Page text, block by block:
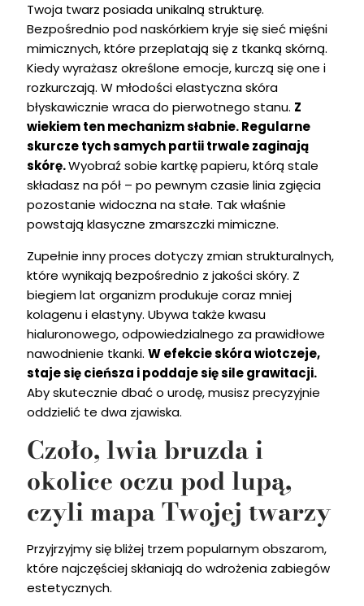
Twoja twarz posiada unikalną strukturę.
Bezpośrednio pod naskórkiem kryje się sieć mięśni
mimicznych, które przeplatają się z tkanką skórną.
Kiedy wyrażasz określone emocje, kurczą się one i
rozkurczają. W młodości elastyczna skóra
błyskawicznie wraca do pierwotnego stanu. Z
wiekiem ten mechanizm słabnie. Regularne
skurcze tych samych partii trwale zaginają
skórę.Wyobraź sobie kartkę papieru, którą stale
składasz na pół – po pewnym czasie linia zgięcia
pozostanie widoczna na stałe. Tak właśnie
powstają klasyczne zmarszczki mimiczne.
Zupełnie inny proces dotyczy zmian strukturalnych,
które wynikają bezpośrednio z jakości skóry. Z
biegiem lat organizm produkuje coraz mniej
kolagenu i elastyny. Ubywa także kwasu
hialuronowego, odpowiedzialnego za prawidłowe
nawodnienie tkanki. W efekcie skóra wiotczeje,
staje się cieńsza i poddaje się sile grawitacji.
Aby skutecznie dbać o urodę, musisz precyzyjnie
oddzielić te dwa zjawiska.
Czoło, lwia bruzda i
okolice oczu pod lupą,
czyli mapa Twojej twarzy
Przyjrzyjmy się bliżej trzem popularnym obszarom,
które najczęściej skłaniają do wdrożenia zabiegów
estetycznych.